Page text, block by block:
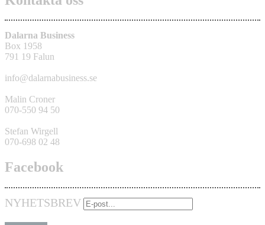
Dalarna Business
Box 1958
791 19 Falun
info@dalarnabusiness.se
Malin Croner
070-550 94 50
Stefan Wirgell
070-698 02 48
Facebook
NYHETSBREV